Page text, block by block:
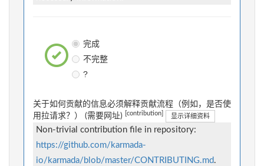
完成
不完整
?
关于如何贡献的信息必须解释贡献流程（例如，是否使
用拉请求？） (需要网址)
[contribution] 显示详细资料
Non-trivial contribution file in repository:
https://github.com/karmada-
io/karmada/blob/master/CONTRIBUTING.md.